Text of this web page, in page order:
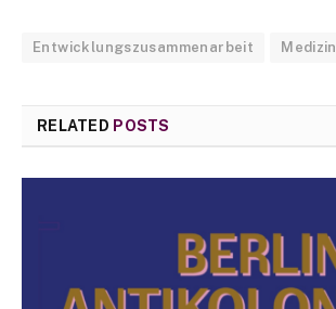
Entwicklungszusammenarbeit Medizin
RELATED POSTS